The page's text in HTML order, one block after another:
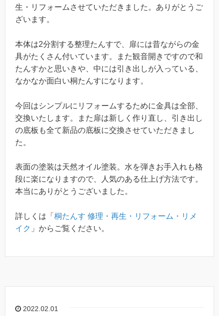
生・リフォームさせていただきました。ありがとうご
ざいます。
本体は2分割する整理たんすで、扉には昔ながらの金
具がたくさん付いています。また観音開きですので和
たんすかと思いきや、中には引き出しが入っている、
なかなか面白い桐たんすになります。
今回はシンプルにリフォームするために金具は全部、
交換いたします。また扉は新しく作り直し、引き出し
の底板も全て新品の底板に交換させていただきまし
た。
表面の塗装は天然オイル塗装。水を弾きお手入れも格
段に楽になりますので、人気のある仕上げ方法です。
本当にありがとうございました。
詳しくは「 桐たんす 修理・再生・リフォーム・リメ
イク 」からご覧ください。
2022.02.01